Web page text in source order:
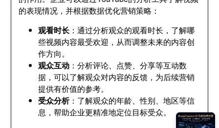
的表现情况，并根据数据优化营销策略：
观看时长 ：通过分析观众的观看时长，了解哪
些视频内容最受欢迎，从而调整未来的内容创
作方向。
观众互动 ：分析评论、点赞、分享等互动数
据，可以了解观众对内容的反馈，为后续营销
提供有价值的参考。
受众分析：了解观众的年龄、性别、地区等信
息，帮助企业更精准地定位目标受众。